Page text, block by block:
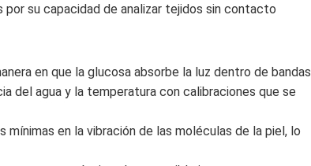
su capacidad de analizar tejidos sin contacto
en que la glucosa absorbe la luz dentro de bandas
del agua y la temperatura con calibraciones que se
mínimas en la vibración de las moléculas de la piel, lo